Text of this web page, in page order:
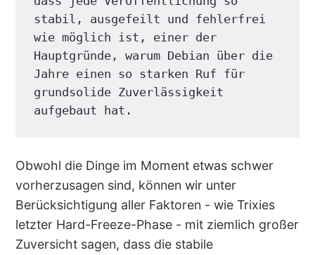
stabil, ausgefeilt und fehlerfrei
wie möglich ist, einer der
Hauptgründe, warum Debian über die
Jahre einen so starken Ruf für
grundsolide Zuverlässigkeit
aufgebaut hat.
Obwohl die Dinge im Moment etwas schwer
vorherzusagen sind, können wir unter
Berücksichtigung aller Faktoren - wie Trixies
letzter Hard-Freeze-Phase - mit ziemlich großer
Zuversicht sagen, dass die stabile